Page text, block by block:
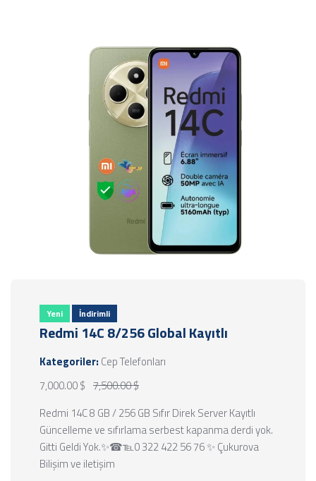
Yeni İndirimli
Redmi 14C 8/256 Global Kayıtlı
Kategoriler: Cep Telefonları
7,000.00 $ 7,500.00 $
Redmi 14C 8 GB / 256 GB Sıfır Direk Server Kayıtlı
Güncelleme ve sıfırlama serbest kapanma derdi yok.
Gitti Geldi Yok.✨☎℡0 322 422 56 76 ✨ Çukurova
Bilişim ve iletişim